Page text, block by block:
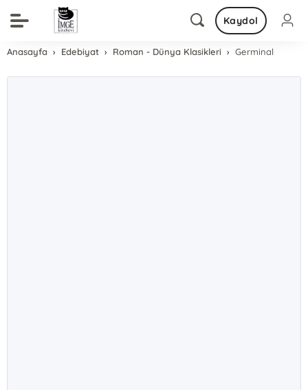
Kaydol
Anasayfa Edebiyat Roman - Dünya Klasikleri Germinal